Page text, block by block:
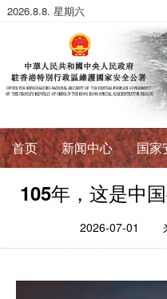
2026.8.8. 星期六
首页 新闻中心 国家
初心使命
公署简介
105年，这是中
2026-07-01